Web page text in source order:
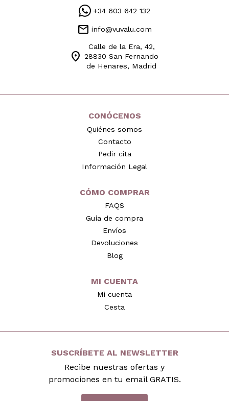
+34 603 642 132
mail info@vuvalu.com
location_on
Calle de la Era, 42,
28830 San Fernando
de Henares, Madrid
CONÓCENOS
Quiénes somos
Contacto
Pedir cita
Información Legal
CÓMO COMPRAR
FAQS
Guía de compra
Envíos
Devoluciones
Blog
MI CUENTA
Mi cuenta
Cesta
SUSCRÍBETE AL NEWSLETTER
Recibe nuestras ofertas y
promociones en tu email GRATIS.